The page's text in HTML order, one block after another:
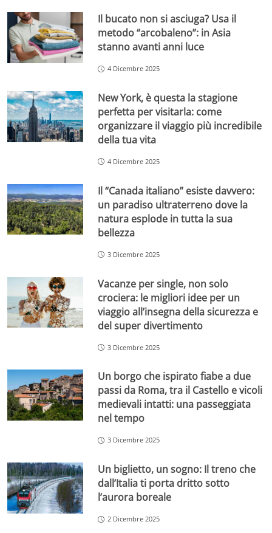
Il bucato non si asciuga? Usa il
metodo “arcobaleno”: in Asia
stanno avanti anni luce
4 Dicembre 2025
New York, è questa la stagione
perfetta per visitarla: come
organizzare il viaggio più incredibile
della tua vita
4 Dicembre 2025
Il “Canada italiano” esiste davvero:
un paradiso ultraterreno dove la
natura esplode in tutta la sua
bellezza
3 Dicembre 2025
Vacanze per single, non solo
crociera: le migliori idee per un
viaggio all’insegna della sicurezza e
del super divertimento
3 Dicembre 2025
Un borgo che ispirato fiabe a due
passi da Roma, tra il Castello e vicoli
medievali intatti: una passeggiata
nel tempo
3 Dicembre 2025
Un biglietto, un sogno: Il treno che
dall’Italia ti porta dritto sotto
l’aurora boreale
2 Dicembre 2025